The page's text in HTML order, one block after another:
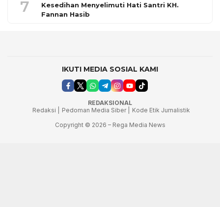
7
Kesedihan Menyelimuti Hati Santri KH.
Fannan Hasib
IKUTI MEDIA SOSIAL KAMI
REDAKSIONAL
Redaksi |
Pedoman Media Siber |
Kode Etik Jurnalistik
Copyright © 2026 – Rega Media News